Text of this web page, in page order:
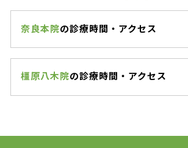
奈良本院の診療時間・アクセス
橿原八木院の診療時間・アクセス